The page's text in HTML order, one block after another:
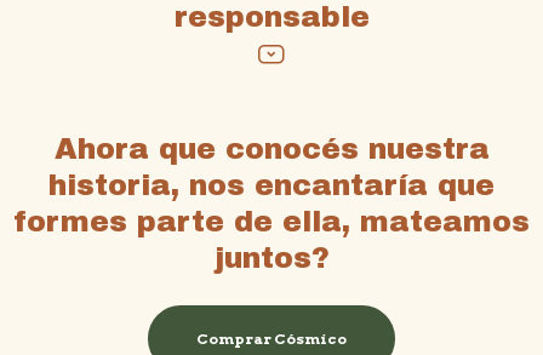
responsable
Ahora que conocés nuestra
historia, nos encantaría que
formes parte de ella, mateamos
juntos?
Comprar Cósmico